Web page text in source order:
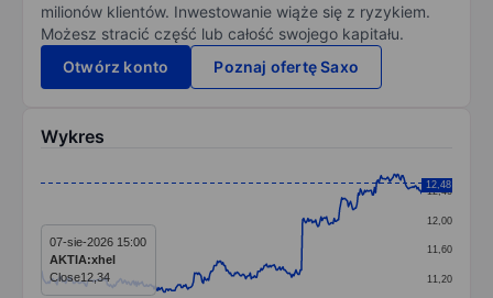
milionów klientów. Inwestowanie wiąże się z ryzykiem.
Możesz stracić część lub całość swojego kapitału.
Otwórz konto
Poznaj ofertę Saxo
Wykres
Line chart with 350 data points.
The chart has 1 X axis displaying categories.
The chart has 1 Y axis displaying values. Data ranges
11,20
11,60
12,00
12,40
12,48
07-sie-2026 15:00
AKTIA:xhel
Close12,34